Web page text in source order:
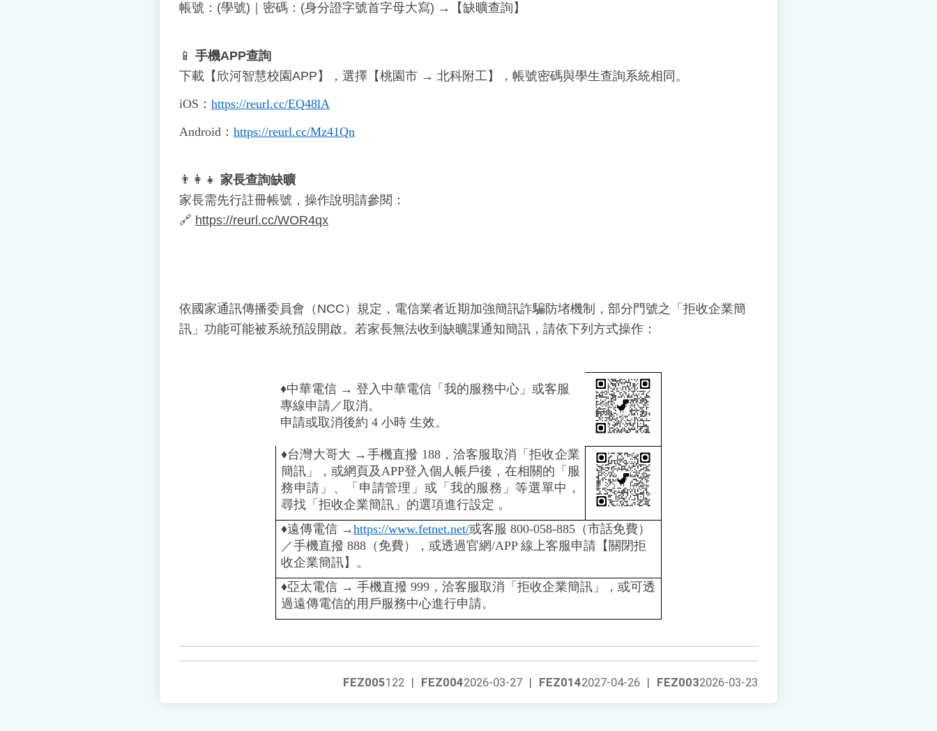
帳號：(學號)｜密碼：(身分證字號首字母大寫) →【缺曠查詢】
📱 手機APP查詢
下載【欣河智慧校園APP】，選擇【桃園市 → 北科附工】，帳號密碼與學生查詢系統相同。
iOS ： https://reurl.cc/EQ48lA
Android ： https://reurl.cc/Mz41Qn
👨 👩 👧 家長查詢缺曠
家長需先行註冊帳號，操作說明請參閱：
🔗 https://reurl.cc/WOR4qx
依國家通訊傳播委員會（NCC）規定，電信業者近期加強簡訊詐騙防堵機制，部分門號之「拒收企業簡
訊」功能可能被系統預設開啟。若家長無法收到缺曠課通知簡訊，請依下列方式操作：
♦️中華電信 → 登入中華電信「我的服務中心」或客服
專線申請／取消。
申請或取消後約 4 小時 生效。
♦️台灣大哥大 →手機直撥 188，洽客服取消「拒收企業
簡訊」，或網頁及APP登入個人帳戶後，在相關的「服
務申請」、「申請管理」或「我的服務」等選單中，
尋找「拒收企業簡訊」的選項進行設定 。
♦️遠傳電信 →https://www.fetnet.net/或客服 800-058-885（市話免費）
／手機直撥 888（免費），或透過官網/APP 線上客服申請【關閉拒
收企業簡訊】。
♦️️亞太電信 → 手機直撥 999，洽客服取消「拒收企業簡訊」，或可透
過遠傳電信的用戶服務中心進行申請。
FEZ0032026-03-23
FEZ0142027-04-26 |
FEZ0042026-03-27 |
FEZ005122 |